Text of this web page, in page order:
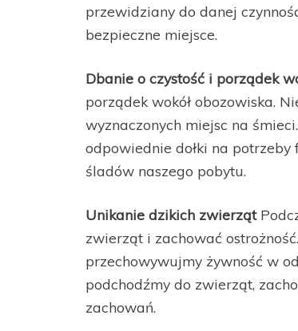
przewidziany do danej
bezpieczne miejsce.
Dbanie o czystość i porządek
porządek wokół obozowiska.
wyznaczonych miejsc na
odpowiednie dołki na
śladów naszego pobytu.
Unikanie dzikich zwierząt
zwierząt i zachować
przechowywujmy żywność w
podchodźmy do zwierząt,
zachowań.